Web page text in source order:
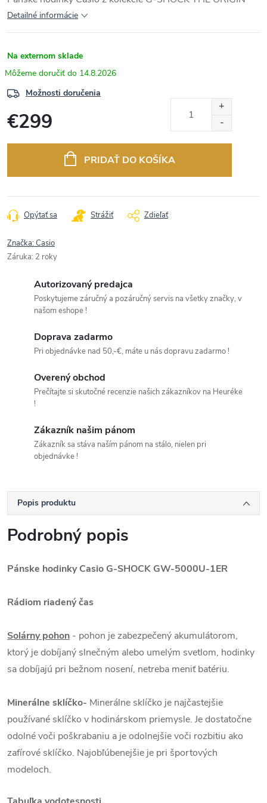
Detailné informácie
Na externom sklade
14.8.2026
Možnosti doručenia
€299
PRIDAŤ DO KOŠÍKA
Opýtať sa Strážiť Zdieľať
Značka:Casio
Záruka: 2 roky
Autorizovaný predajca
Poskytujeme záručný a pozáručný servis na všetky značky, v
našom eshope !
Doprava zadarmo
Pri objednávke nad 50,-€, máte u nás dopravu zadarmo !
Overený obchod
Prečítajte si skutočné recenzie našich zákazníkov na Heuréke
!
Zákazník našim pánom
Zákazník sa stáva naším pánom na stálo, nielen pri
objednávke !
Popis produktu
Podrobný popis
Pánske hodinky Casio G-SHOCK GW-5000U-1ER
Rádiom riadený čas
Solárny pohon - pohon je zabezpečený akumulátorom,
ktorý je dobíjaný slnečným alebo umelým svetlom, hodinky
sa dobíjajú pri bežnom nosení, netreba meniť batériu.
Minerálne sklíčko- Minerálne sklíčko je najčastejšie
používané sklíčko v hodinárskom priemysle. Je dostatočne
odolné voči poškrabaniu a je odolnejšie voči rozbitiu ako
zafírové sklíčko. Najobľúbenejšie je pri športových
modeloch.